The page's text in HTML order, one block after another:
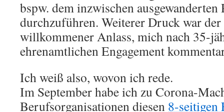
bspw. dem inzwischen
durchzuführen. Weiterer Druck war
willkommener Anlass, mich nach 35-
ehrenamtlichen Engagement
Ich weiß also, wovon ich rede.
Im September habe ich zu Corona-
Berufsorganisationen diesen 8-seitigen